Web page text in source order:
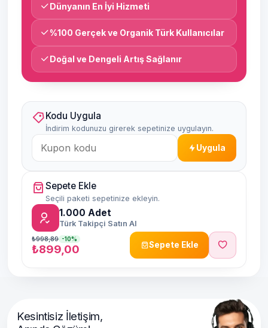
Dünyanın En İyi Hizmeti
%100 Gerçek ve Organik Türk Kullanıcılar
Doğal ve Dengeli Artış Sağlanır
Kodu Uygula
İndirim kodunuzu girerek sepetinize uygulayın.
Uygula
Sepete Ekle
Seçili paketi sepetinize ekleyin.
1.000 Adet
Türk Takipçi Satın Al
₺998,89 -10%
₺899,00 Sepete Ekle
Kesintisiz İletişim,